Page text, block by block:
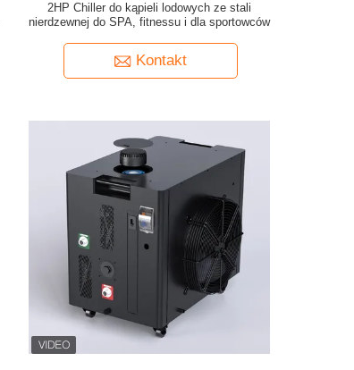
2HP Chiller do kąpieli lodowych ze stali
nierdzewnej do SPA, fitnessu i dla sportowców
Kontakt